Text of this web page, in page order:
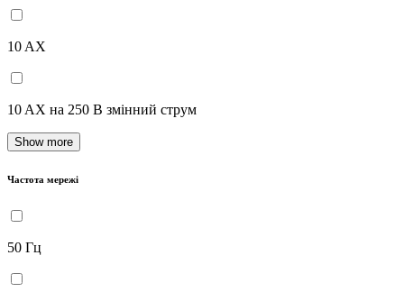
10 AX
10 AX на 250 В змінний струм
Show more
Частота мережі
50 Гц